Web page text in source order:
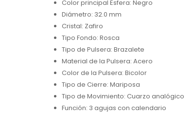
Color principal Esfera: Negro
Diámetro: 32.0 mm
Cristal: Zafiro
Tipo Fondo: Rosca
Tipo de Pulsera: Brazalete
Material de la Pulsera: Acero
Color de la Pulsera: Bicolor
Tipo de Cierre: Mariposa
Tipo de Movimiento: Cuarzo analógico
Función: 3 agujas con calendario